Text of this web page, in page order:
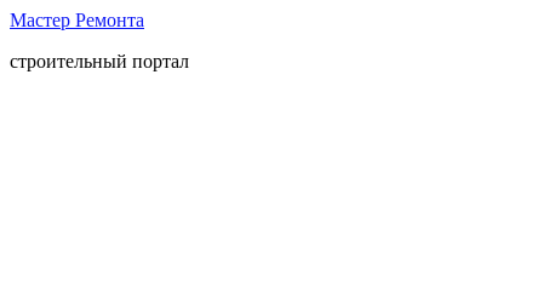
Мастер Ремонта
строительный портал